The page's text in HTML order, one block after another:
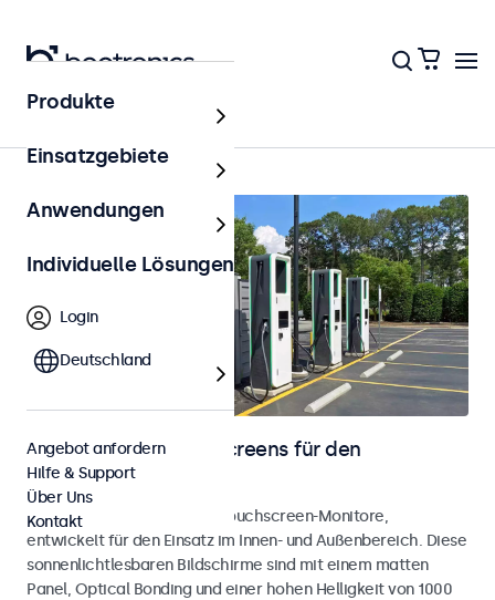
Startseite
Monitore und Touchscreens für den
Außenbereich
Wetterfeste Monitore und Touchscreen-Monitore,
entwickelt für den Einsatz im Innen- und Außenbereich. Diese
sonnenlichtlesbaren Bildschirme sind mit einem matten
Panel, Optical Bonding und einer hohen Helligkeit von 1000
Produkte
Einsatzgebiete
Anwendungen
Individuelle Lösungen
Login
Deutschland
Angebot anfordern
Hilfe & Support
Über Uns
Kontakt